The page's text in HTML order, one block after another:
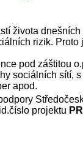
-
–
života
rizik.
pod záštitou
sociálních sítí,
apod.
projektu